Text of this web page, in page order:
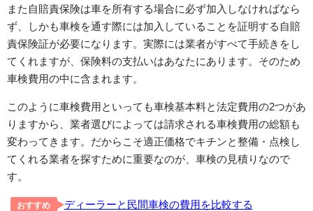
また自賠責保険は車を所有する場合に必ず加入しなければなら
ず、しかも車検を通す際には加入していることを証明する自賠
責保険証が必要になります。実際には業者がすべて手続きをし
てくれますが、保険料の支払いはあなたにあります。そのため
車検費用の中に含まれます。
このように車検費用といっても車検基本料と法定費用の2つがあ
りますから、業者選びによっては請求される車検費用の総額も
変わってきます。だからこそ適正価格でキチンと整備・点検し
てくれる業者を探すために重要なのが、車検の見積りなので
す。
おすすめ ディーラーと民間車検の費用を比較する